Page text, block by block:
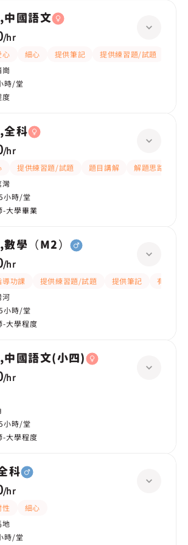
中國語文
/hr
心 細心 提供筆記 提供練習題/試題
崗
時/堂
度
全科
/hr
提供練習題/試題 題目講解
解題思路
灣
小時/堂
-大學畢業
學（M2）
/hr
導功課 提供練習題/試題 提供筆記
有耐性
河
小時/堂
-大學程度
中國語文(小四)
/hr
小時/堂
-大學程度
科
/hr
性
細心
地
時/堂